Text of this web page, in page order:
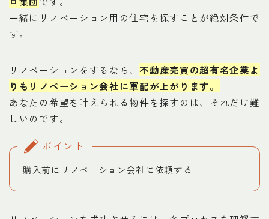
一緒にリノベーション用の住宅を探すことが絶対条件で
す。
リノベーションをするなら、不動産売買の超有名企業よ
りもリノベーション会社に軍配が上がります。
あなたの希望を叶えられる物件を探すのは、それだけ難
しいのです。
ポイント
購入前にリノベーション会社に依頼する